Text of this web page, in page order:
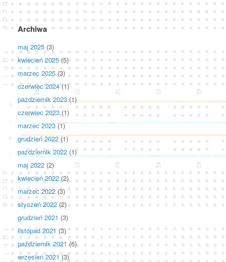
Archiwa
maj 2025 (3)
kwiecień 2025(5)
marzec 2025 (3)
czerwiec 2024(1)
październik 2023(1)
czerwiec 2023(1)
marzec 2023(1)
grudzień 2022(1)
październik 2022 (1)
maj 2022 (2)
kwiecień 2022(2)
marzec 2022 (3)
styczeń 2022 (2)
grudzień 2021 (3)
listopad 2021 (3)
październik 2021 (6)
wrzesień 2021(3)